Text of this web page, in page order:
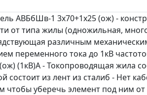
АВБбШв-1 3х70+1х25 (ож) -
от типа жилы (одножильная,
различным
переменного тока до 1кВ
(1кВ)А - Токопроводящая жила
состоит из лент из сталиб - Нет
чтобы уберечь элемент под ним от